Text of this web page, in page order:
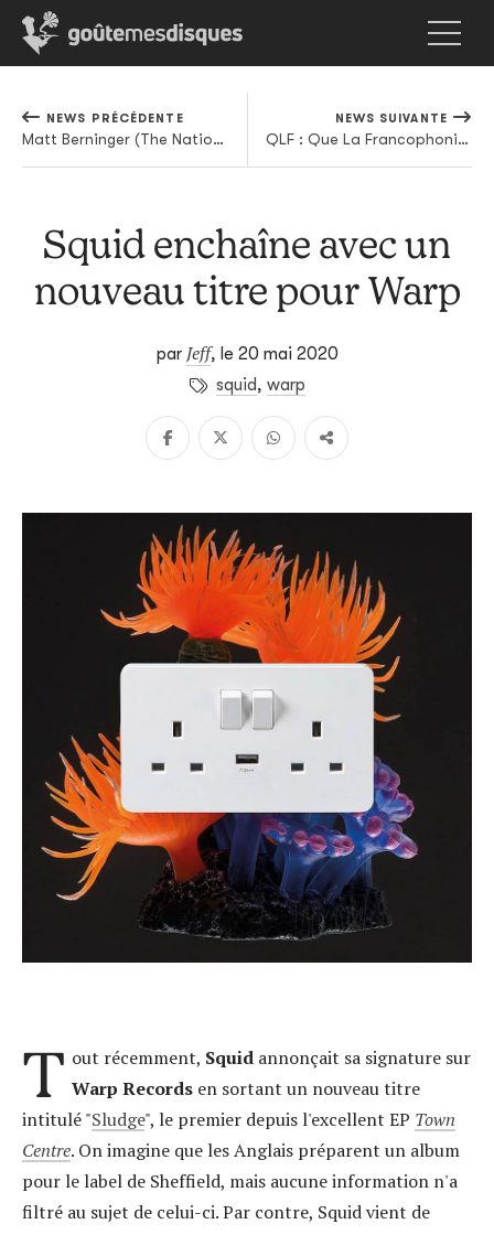
NEWS PRÉCÉDENTE
Matt Berninger (The National) a sorti le premier extrait de son album solo
NEWS SUIVANTE
QLF : Que La Francophonie. L'observatoire du rap (en) français #31
Squid enchaîne avec un
nouveau titre pour Warp
par Jeff, le 20 mai 2020
squid, warp
T out récemment, Squidannonçait sa signature sur
Warp Records en sortant un nouveau titre
intitulé "Sludge", le premier depuis l'excellent EP Town
Centre. On imagine que les Anglais préparent un album
pour le label de Sheffield, mais aucune information n'a
filtré au sujet de celui-ci. Par contre, Squid vient de